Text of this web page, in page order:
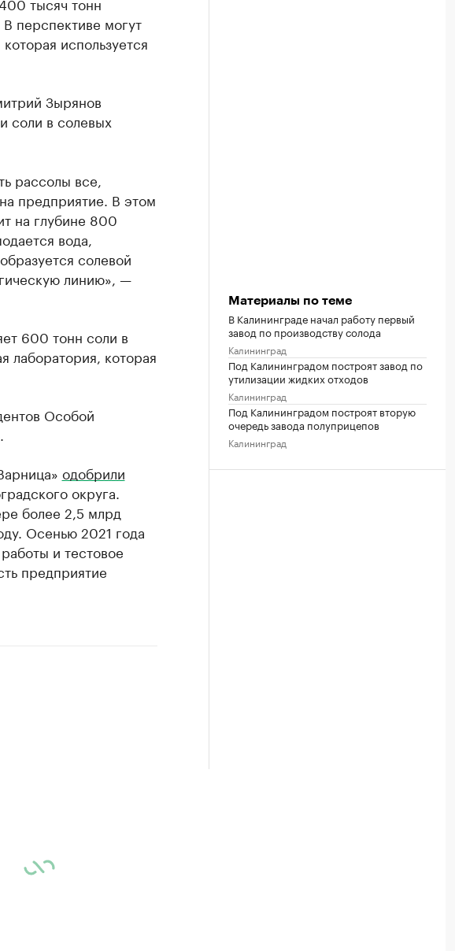
перспективе могут
используется
Зырянов
соли в солевых
рассолы все,
предприятие. В этом
на глубине 800
вода,
солевой
линию», —
600 тонн соли в
лаборатория, которая
Особой
одобрили
округа.
более 2,5 млрд
Осенью 2021 года
и тестовое
предприятие
Материалы по теме
В Калининграде начал работу первый
завод по производству солода
Калининград
Под Калининградом построят завод по
утилизации жидких отходов
Калининград
Под Калининградом построят вторую
очередь завода полуприцепов
Калининград